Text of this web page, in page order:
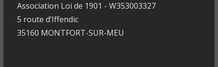
Association Loi de 1901 - W353003327
5 route d’Iffendic
35160 MONTFORT-SUR-MEU